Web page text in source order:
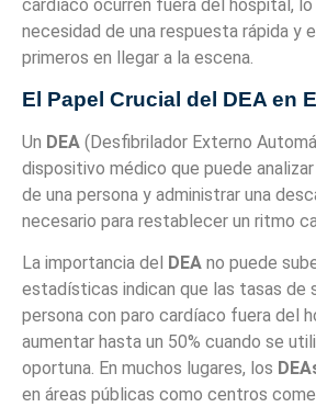
cardíaco ocurren fuera del hospital, lo
necesidad de una respuesta rápida y
primeros en llegar a la escena.
El Papel Crucial del DEA en
Un DEA (Desfibrilador Externo
dispositivo médico que puede
de una persona y administrar una
necesario para restablecer un ritmo
La importancia del DEA no puede
estadísticas indican que las tasas de
persona con paro cardíaco fuera del
aumentar hasta un 50% cuando se
oportuna. En muchos lugares, los
en áreas públicas como centros